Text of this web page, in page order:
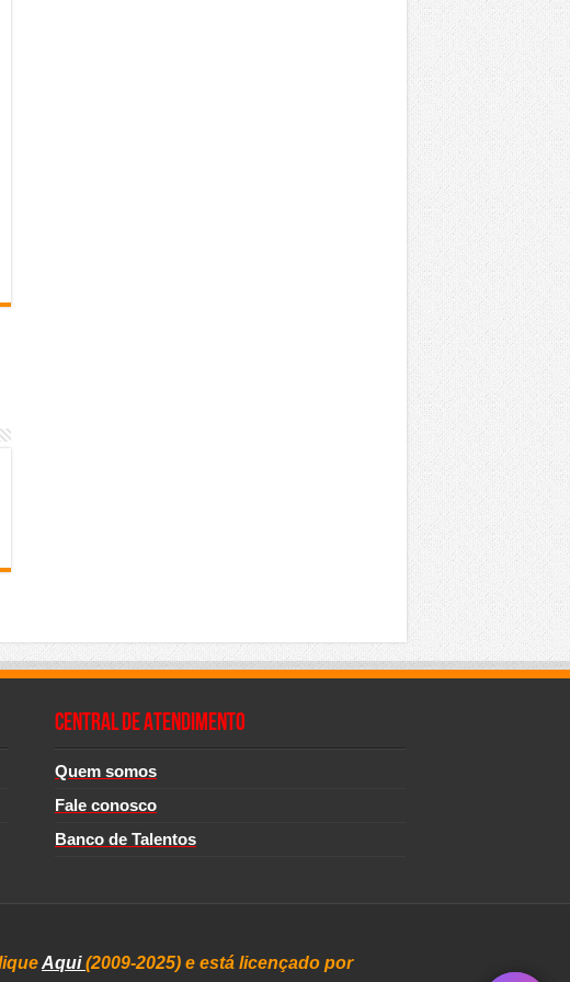
CENTRAL DE ATENDIMENTO
Quem somos
Fale conosco
Banco de Talentos
Aqui(2009-2025) e está licençado por